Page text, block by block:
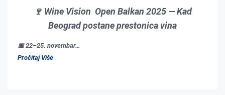
🍷 Wine Vision Open Balkan 2025 — Kad
Beograd postane prestonica vina
📅 22–25. novembar…
Pročitaj Više